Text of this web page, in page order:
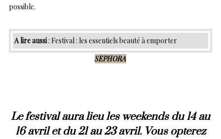
possible.
A lire aussi: Festival : les essentiels beauté à emporter
SEPHORA
Le festival aura lieu les weekends du 14 au
16 avril et du 21 au 23 avril. Vous opterez